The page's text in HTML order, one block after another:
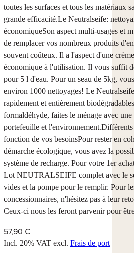
toutes les surfaces et tous les matériaux
grande efficacité.Le Neutralseife:
économiqueSon aspect multi-usages et
de remplacer vos nombreux produits
souvent coûteux. Il a l'aspect d'une
économique à l'utilisation. Il vous suffit
pour 5 l d'eau. Pour un seau de 5kg,
environ 1000 nettoyages! Le
rapidement et entièrement
formaldéhyde, faites le ménage avec
portefeuille et l'environnement.Différents
fonction de vos besoinsPour rester en
démarche écologique, vous avez la
système de recharge. Pour votre 1er
Lot NEUTRALSEIFE complet avec le
vides et la pompe pour le remplir. Pour
concessionnaires, n'hésitez pas à leur
Ceux-ci nous les feront parvenir pour
57,90 €
Incl. 20% VAT excl. Frais de port